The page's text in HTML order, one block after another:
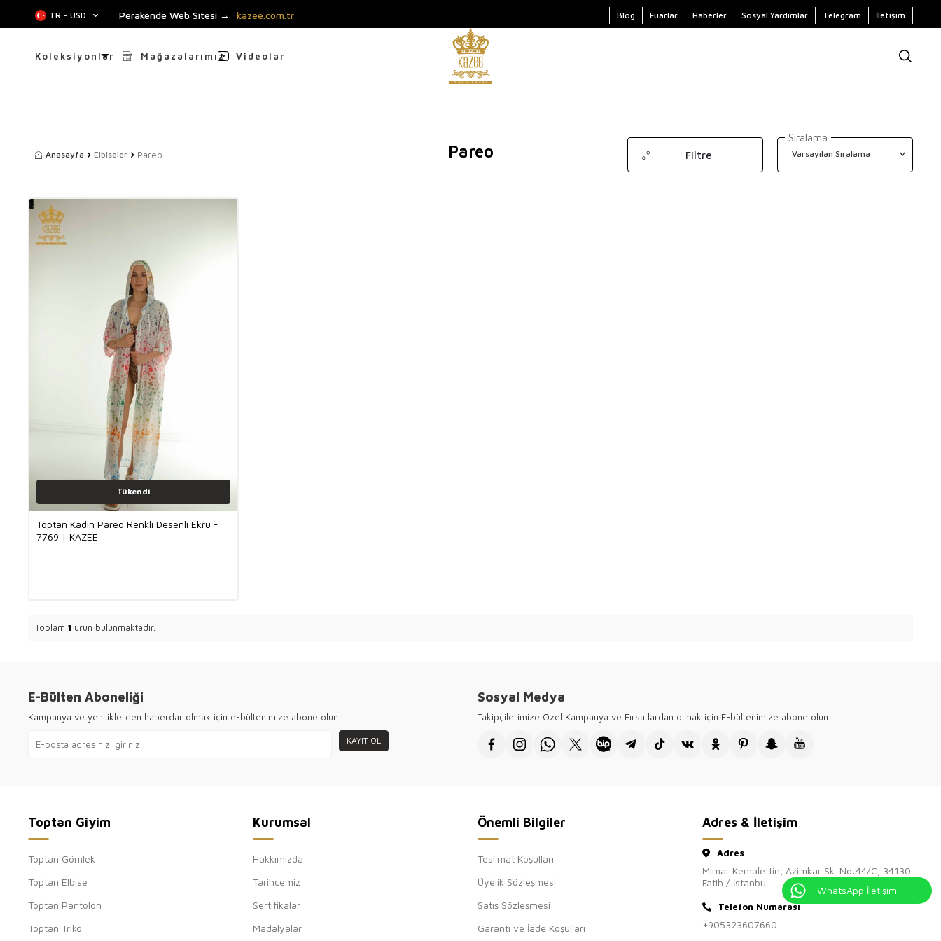
TR − USD Perakende Web Sitesi → kazee.com.tr Blog Fuarlar Haberler Sosyal Yardımlar Telegram İletişim
Koleksiyonlar Mağazalarımız Videolar
WhatsApp İletişim
Anasayfa Elbiseler Pareo Pareo Filtre
Sıralama
Tükendi
Toptan Kadın Pareo Renkli Desenli Ekru -
7769 | KAZEE
Toplam 1 ürün bulunmaktadır.
E-Bülten Aboneliği
Kampanya ve yeniliklerden haberdar olmak için e-bültenimize abone olun!
KAYIT OL
Sosyal Medya
Takipçilerimize Özel Kampanya ve Fırsatlardan olmak için E-bültenimize abone olun!
Toptan Giyim
Toptan Gömlek
Toptan Elbise
Toptan Pantolon
Toptan Triko
Kurumsal
Hakkımızda
Tarihçemiz
Sertifikalar
Madalyalar
Önemli Bilgiler
Teslimat Koşulları
Üyelik Sözleşmesi
Satış Sözleşmesi
Garanti ve İade Koşulları
Adres & İletişim
Adres
Mimar Kemalettin, Azimkar Sk. No:44/C, 34130
Fatih / İstanbul
Telefon Numarası
+905323607660